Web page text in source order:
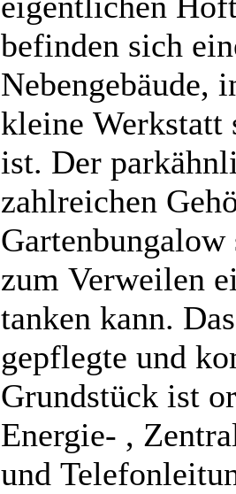
befinden sich
Nebengebäude,
kleine Werkstatt
ist. Der
zahlreichen
zum Verweilen
tanken kann.
gepflegte und
Grundstück ist
Energie- ,
und